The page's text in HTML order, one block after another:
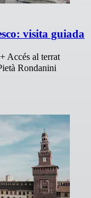
visita guiada
Accés al terrat
Rondanini